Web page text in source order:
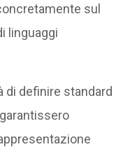
sul
linguaggi
di definire standard